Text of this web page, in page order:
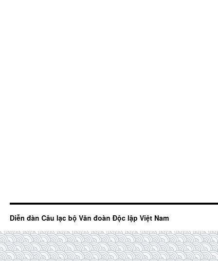
Diễn đàn Câu lạc bộ Văn đoàn Độc lập Việt Nam